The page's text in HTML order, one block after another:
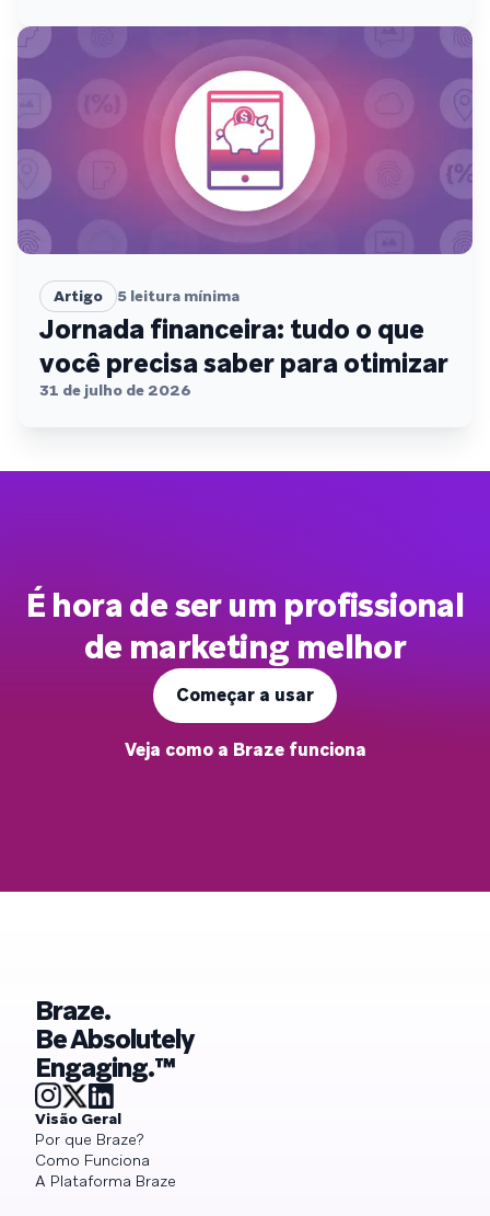
Artigo 5 leitura mínima
Jornada financeira: tudo o que
você precisa saber para otimizar
31 de julho de 2026
É hora de ser um profissional
de marketing melhor
Começar a usar
Veja como a Braze funciona
Braze.
Be Absolutely
Engaging.™
Visão Geral
Por que Braze?
Como Funciona
A Plataforma Braze